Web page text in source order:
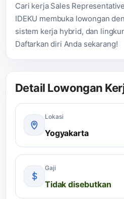
Cari kerja Sales
IDEKU membuka lowongan
sistem kerja hybrid, dan
Daftarkan diri Anda sekarang!
Detail Lowongan
Lokasi
Yogyakarta
Gaji
Tidak disebutkan